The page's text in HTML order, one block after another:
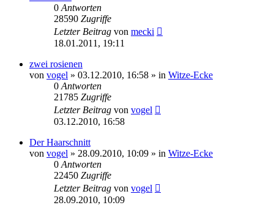
0 Antworten
28590 Zugriffe
Letzter Beitrag von mecki
18.01.2011, 19:11
zwei rosienen
von vogel » 03.12.2010, 16:58 » in Witze-Ecke
0 Antworten
21785 Zugriffe
Letzter Beitrag von vogel
03.12.2010, 16:58
Der Haarschnitt
von vogel » 28.09.2010, 10:09 » in Witze-Ecke
0 Antworten
22450 Zugriffe
Letzter Beitrag von vogel
28.09.2010, 10:09